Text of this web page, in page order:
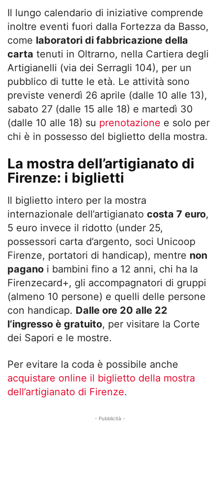
Il lungo calendario di iniziative comprende
inoltre eventi fuori dalla Fortezza da Basso,
come laboratori di fabbricazione della
carta tenuti in Oltrarno, nella Cartiera degli
Artigianelli (via dei Serragli 104), per un
pubblico di tutte le età. Le attività sono
previste venerdì 26 aprile (dalle 10 alle 13),
sabato 27 (dalle 15 alle 18) e martedì 30
(dalle 10 alle 18) su prenotazione e solo per
chi è in possesso del biglietto della mostra.
La mostra dell’artigianato di
Firenze: i biglietti
Il biglietto intero per la mostra
internazionale dell’artigianato costa 7 euro,
5 euro invece il ridotto (under 25,
possessori carta d’argento, soci Unicoop
Firenze, portatori di handicap), mentre non
pagano i bambini fino a 12 anni, chi ha la
Firenzecard+, gli accompagnatori di gruppi
(almeno 10 persone) e quelli delle persone
con handicap. Dalle ore 20 alle 22
l’ingresso è gratuito, per visitare la Corte
dei Sapori e le mostre.
Per evitare la coda è possibile anche
acquistare online il biglietto della mostra
dell’artigianato di Firenze.
- Pubblicità -